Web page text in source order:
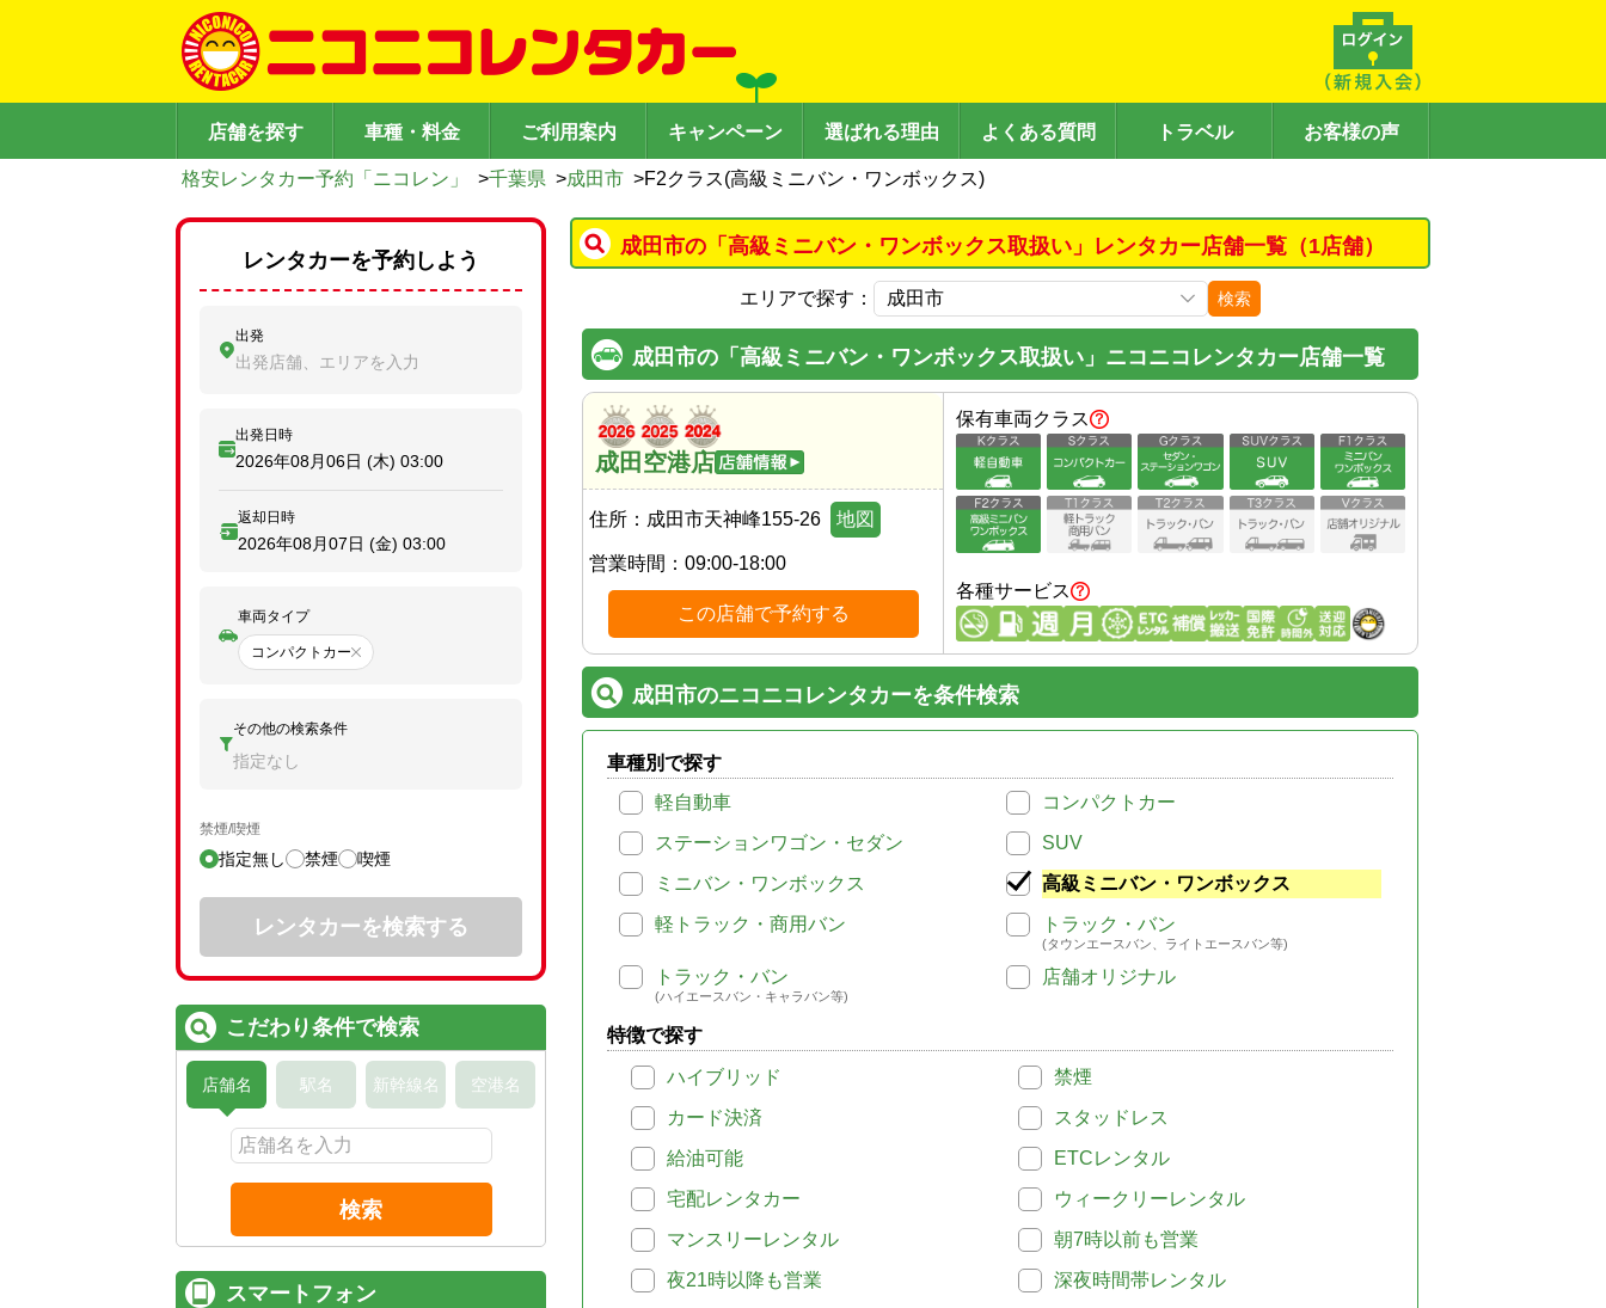
店舗を探す 車種・料金 ご利用案内 キャンペーン 選ばれる理由 よくある質問 トラベル お客様の声
格安レンタカー予約「ニコレン」 >千葉県 >成田市 >F2クラス(高級ミニバン・ワンボックス)
成田市の「高級ミニバン・ワンボックス取扱い」レンタカー店舗一覧（1店舗）
エリアで探す： 検索
成田市の「高級ミニバン・ワンボックス取扱い」ニコニコレンタカー店舗一覧
成田空港店
住所： 成田市天神峰155-26 地図
営業時間： 09:00-18:00
この店舗で予約する
保有車両クラス
各種サービス
成田市のニコニコレンタカーを条件検索
車種別で探す
軽自動車
コンパクトカー
ステーションワゴン・セダン
SUV
ミニバン・ワンボックス
高級ミニバン・ワンボックス
軽トラック・商用バン
トラック・バン
(タウンエースバン、ライトエースバン等)
トラック・バン
(ハイエースバン・キャラバン等)
店舗オリジナル
特徴で探す
ハイブリッド
禁煙
カード決済
スタッドレス
給油可能
ETCレンタル
宅配レンタカー
ウィークリーレンタル
マンスリーレンタル
朝7時以前も営業
夜21時以降も営業
深夜時間帯レンタル
レンタカーを予約しよう
出発
出発店舗、エリアを入力
出発日時
2026年08月06日 (木) 03:00
返却日時
2026年08月07日 (金) 03:00
車両タイプ
コンパクトカー
その他の検索条件
指定なし
禁煙/喫煙
指定無し 禁煙 喫煙
レンタカーを検索する
こだわり条件で検索
店舗名 駅名 新幹線名 空港名
検索
スマートフォン